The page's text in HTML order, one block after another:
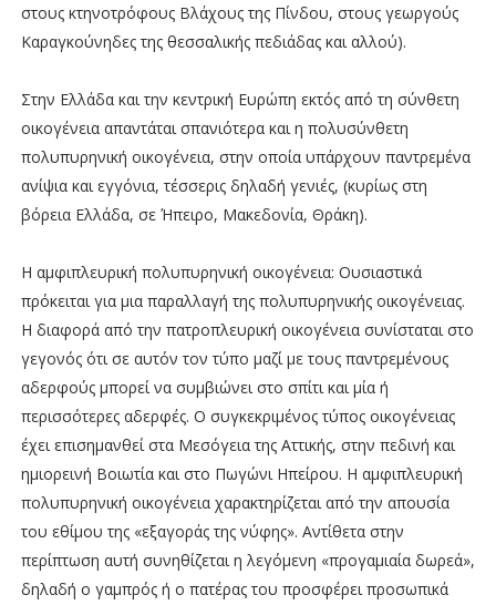
στους κτηνοτρόφους Βλάχους της Πίνδου, στους γεωργούς
Καραγκούνηδες της θεσσαλικής πεδιάδας και αλλού).
Στην Ελλάδα και την κεντρική Ευρώπη εκτός από τη σύνθετη
οικογένεια απαντάται σπανιότερα και η πολυσύνθετη
πολυπυρηνική οικογένεια, στην οποία υπάρχουν παντρεμένα
ανίψια και εγγόνια, τέσσερις δηλαδή γενιές, (κυρίως στη
βόρεια Ελλάδα, σε Ήπειρο, Μακεδονία, Θράκη).
Η αμφιπλευρική πολυπυρηνική οικογένεια: Ουσιαστικά
πρόκειται για μια παραλλαγή της πολυπυρηνικής οικογένειας.
Η διαφορά από την πατροπλευρική οικογένεια συνίσταται στο
γεγονός ότι σε αυτόν τον τύπο μαζί με τους παντρεμένους
αδερφούς μπορεί να συμβιώνει στο σπίτι και μία ή
περισσότερες αδερφές. Ο συγκεκριμένος τύπος οικογένειας
έχει επισημανθεί στα Μεσόγεια της Αττικής, στην πεδινή και
ημιορεινή Βοιωτία και στο Πωγώνι Ηπείρου. Η αμφιπλευρική
πολυπυρηνική οικογένεια χαρακτηρίζεται από την απουσία
του εθίμου της «εξαγοράς της νύφης». Αντίθετα στην
περίπτωση αυτή συνηθίζεται η λεγόμενη «προγαμιαία δωρεά»,
δηλαδή ο γαμπρός ή ο πατέρας του προσφέρει προσωπικά